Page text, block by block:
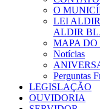
O
LEI
ALDIR
MAPA DO
Notícias
Perguntas
LEGISLAÇÃO
OUVIDORIA